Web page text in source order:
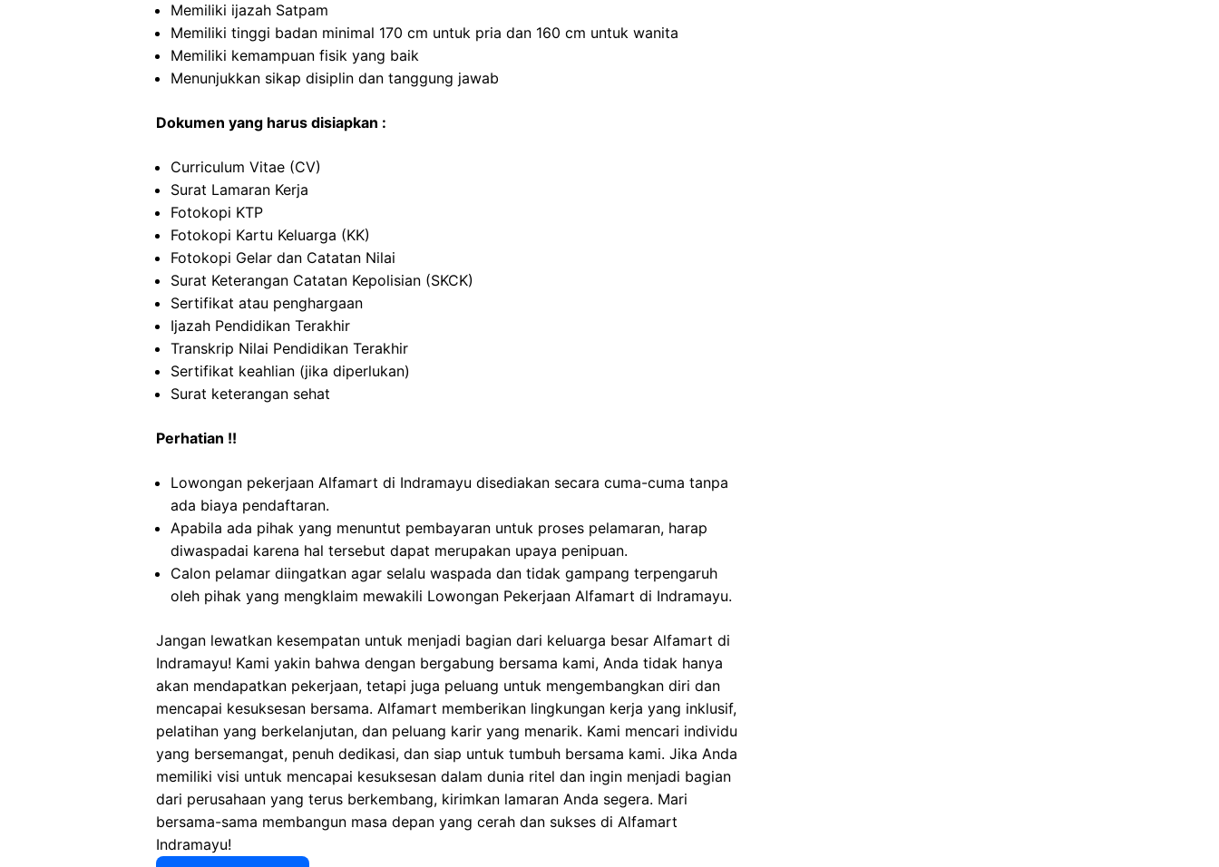
Memiliki ijazah Satpam
Memiliki tinggi badan minimal 170 cm untuk pria dan 160 cm untuk wanita
Memiliki kemampuan fisik yang baik
Menunjukkan sikap disiplin dan tanggung jawab
Dokumen yang harus disiapkan :
Curriculum Vitae (CV)
Surat Lamaran Kerja
Fotokopi KTP
Fotokopi Kartu Keluarga (KK)
Fotokopi Gelar dan Catatan Nilai
Surat Keterangan Catatan Kepolisian (SKCK)
Sertifikat atau penghargaan
Ijazah Pendidikan Terakhir
Transkrip Nilai Pendidikan Terakhir
Sertifikat keahlian (jika diperlukan)
Surat keterangan sehat
Perhatian !!
Lowongan pekerjaan Alfamart di Indramayu disediakan secara cuma-cuma tanpa
ada biaya pendaftaran.
Apabila ada pihak yang menuntut pembayaran untuk proses pelamaran, harap
diwaspadai karena hal tersebut dapat merupakan upaya penipuan.
Calon pelamar diingatkan agar selalu waspada dan tidak gampang terpengaruh
oleh pihak yang mengklaim mewakili Lowongan Pekerjaan Alfamart di Indramayu.
Jangan lewatkan kesempatan untuk menjadi bagian dari keluarga besar Alfamart di
Indramayu! Kami yakin bahwa dengan bergabung bersama kami, Anda tidak hanya
akan mendapatkan pekerjaan, tetapi juga peluang untuk mengembangkan diri dan
mencapai kesuksesan bersama. Alfamart memberikan lingkungan kerja yang inklusif,
pelatihan yang berkelanjutan, dan peluang karir yang menarik. Kami mencari individu
yang bersemangat, penuh dedikasi, dan siap untuk tumbuh bersama kami. Jika Anda
memiliki visi untuk mencapai kesuksesan dalam dunia ritel dan ingin menjadi bagian
dari perusahaan yang terus berkembang, kirimkan lamaran Anda segera. Mari
bersama-sama membangun masa depan yang cerah dan sukses di Alfamart
Indramayu!